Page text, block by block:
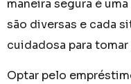
maneira segura é
são diversas e cada
cuidadosa para
Optar pelo